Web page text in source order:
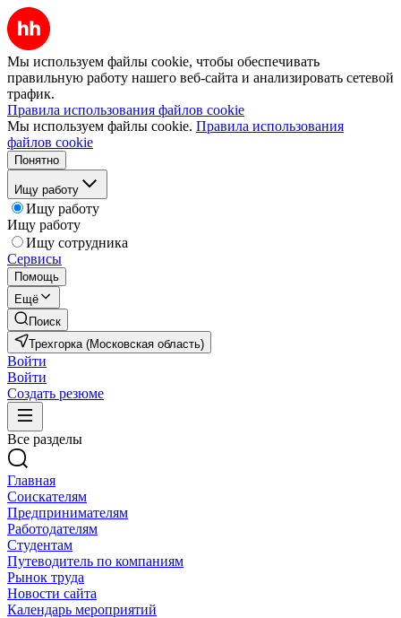
Мы используем файлы cookie, чтобы обеспечивать
правильную работу нашего веб-сайта и анализировать сетевой
трафик.
Правила использования файлов cookie
Мы используем файлы cookie. Правила использования
файлов cookie
Понятно
Ищу работу
Ищу работу
Ищу работу
Ищу сотрудника
Сервисы
Помощь
Ещё
Поиск
Трехгорка (Московская область)
Войти
Войти
Создать резюме
Все разделы
Главная
Соискателям
Предпринимателям
Работодателям
Студентам
Путеводитель по компаниям
Рынок труда
Новости сайта
Календарь мероприятий